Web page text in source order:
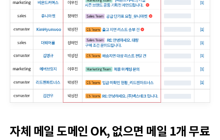
자체 메일 도메인 OK,없으면 메일 1개 무료